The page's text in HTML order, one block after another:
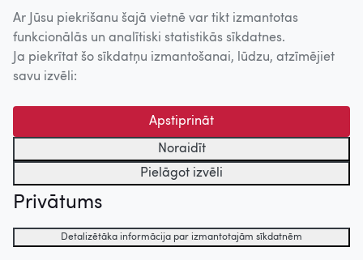
Ar Jūsu piekrišanu šajā vietnē var tikt izmantotas
funkcionālās un analītiski statistikās sīkdatnes.
Ja piekrītat šo sīkdatņu izmantošanai, lūdzu, atzīmējiet
savu izvēli:
Apstiprināt
Noraidīt
Pielāgot izvēli
Privātums
Detalizētāka informācija par izmantotajām sīkdatnēm